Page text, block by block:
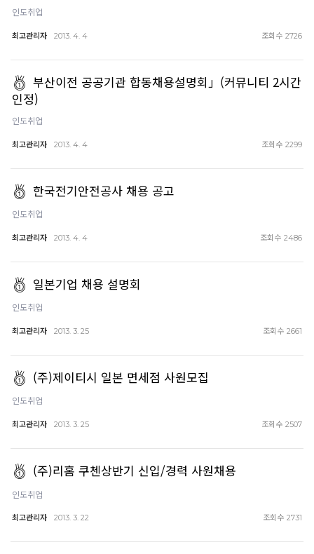
인도취업
최고관리자 2013. 4. 4 조회수 2726
부산이전 공공기관 합동채용설명회」(커뮤니티 2시간
인정)
인도취업
최고관리자 2013. 4. 4 조회수 2299
한국전기안전공사 채용 공고
인도취업
최고관리자 2013. 4. 4 조회수 2486
일본기업 채용 설명회
인도취업
최고관리자 2013. 3. 25 조회수 2661
(주)제이티시 일본 면세점 사원모집
인도취업
최고관리자 2013. 3. 25 조회수 2507
(주)리홈 쿠첸상반기 신입/경력 사원채용
인도취업
최고관리자 2013. 3. 22 조회수 2731